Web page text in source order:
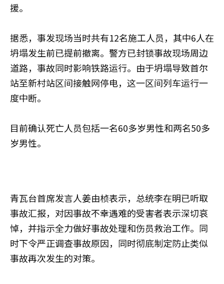
援。
据悉，事发现场当时共有12名施工人员，其中6人在
坍塌发生前已提前撤离。警方已封锁事故现场周边
道路，事故同时影响铁路运行。由于坍塌导致首尔
站至新村站区间接触网停电，这一区间列车运行一
度中断。
目前确认死亡人员包括一名60多岁男性和两名50多
岁男性。
青瓦台首席发言人姜由桢表示，总统李在明已听取
事故汇报，对因事故不幸遇难的受害者表示深切哀
悼，并指示全力做好事故处理和伤员救治工作。同
时下令严正调查事故原因，同时彻底制定防止类似
事故再次发生的对策。